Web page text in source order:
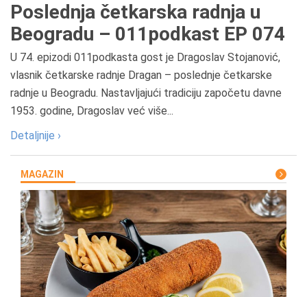
Poslednja četkarska radnja u
Beogradu – 011podkast EP 074
U 74. epizodi 011podkasta gost je Dragoslav Stojanović,
vlasnik četkarske radnje Dragan – poslednje četkarske
radnje u Beogradu. Nastavljajući tradiciju započetu davne
1953. godine, Dragoslav već više...
Detaljnije ›
MAGAZIN